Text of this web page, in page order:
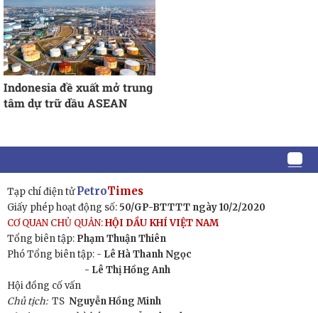
Indonesia đề xuất mở trung
tâm dự trữ dầu ASEAN
Tạp chí điện tửPetroTimes
Giấy phép hoạt động số: 50/GP-BTTTT ngày 10/2/2020
CƠ QUAN CHỦ QUẢN:HỘI DẦU KHÍ VIỆT NAM
Tổng biên tập: Phạm Thuận Thiên
Phó Tổng biên tập: - Lê Hà Thanh Ngọc
- Lê Thị Hồng Anh
Hội đồng cố vấn
Chủ tịch:TS Nguyễn Hồng Minh